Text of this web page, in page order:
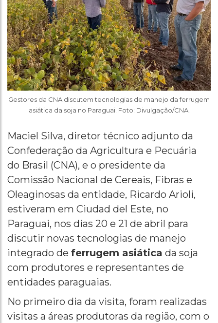
Gestores da CNA discutem tecnologias de manejo da ferrugem
asiática da soja no Paraguai. Foto: Divulgação/CNA.
Maciel Silva, diretor técnico adjunto da
Confederação da Agricultura e Pecuária
do Brasil (CNA), e o presidente da
Comissão Nacional de Cereais, Fibras e
Oleaginosas da entidade, Ricardo Arioli,
estiveram em Ciudad del Este, no
Paraguai, nos dias 20 e 21 de abril para
discutir novas tecnologias de manejo
integrado de ferrugem asiática da soja
com produtores e representantes de
entidades paraguaias.
No primeiro dia da visita, foram realizadas
visitas a áreas produtoras da região, com o